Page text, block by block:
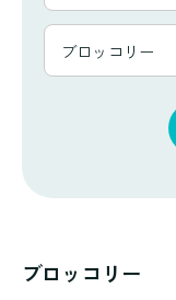
ド
か
ト
一
カ
ブロッコリー
ブロッコリー